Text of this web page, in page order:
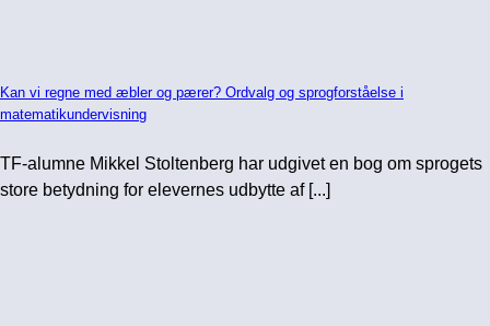
Kan vi regne med æbler og pærer? Ordvalg og sprogforståelse i
matematikundervisning
TF-alumne Mikkel Stoltenberg har udgivet en bog om sprogets
store betydning for elevernes udbytte af [...]